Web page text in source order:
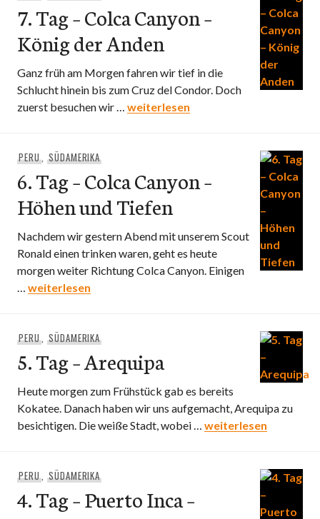
7. Tag – Colca Canyon –
König der Anden
Ganz früh am Morgen fahren wir tief in die
Schlucht hinein bis zum Cruz del Condor. Doch
zuerst besuchen wir … 7. Tag – Colca Canyon – König der
weiterlesen
PERU, SÜDAMERIKA
6. Tag – Colca Canyon –
Höhen und Tiefen
Nachdem wir gestern Abend mit unserem Scout
Ronald einen trinken waren, geht es heute
morgen weiter Richtung Colca Canyon. Einigen
… 6. Tag – Colca Canyon – Höhen und Tiefen
weiterlesen
PERU, SÜDAMERIKA
5. Tag – Arequipa
Heute morgen zum Frühstück gab es bereits
Kokatee. Danach haben wir uns aufgemacht, Arequipa zu
besichtigen. Die weiße Stadt, wobei … 5. Tag – Arequipa
weiterlesen
PERU, SÜDAMERIKA
4. Tag – Puerto Inca –